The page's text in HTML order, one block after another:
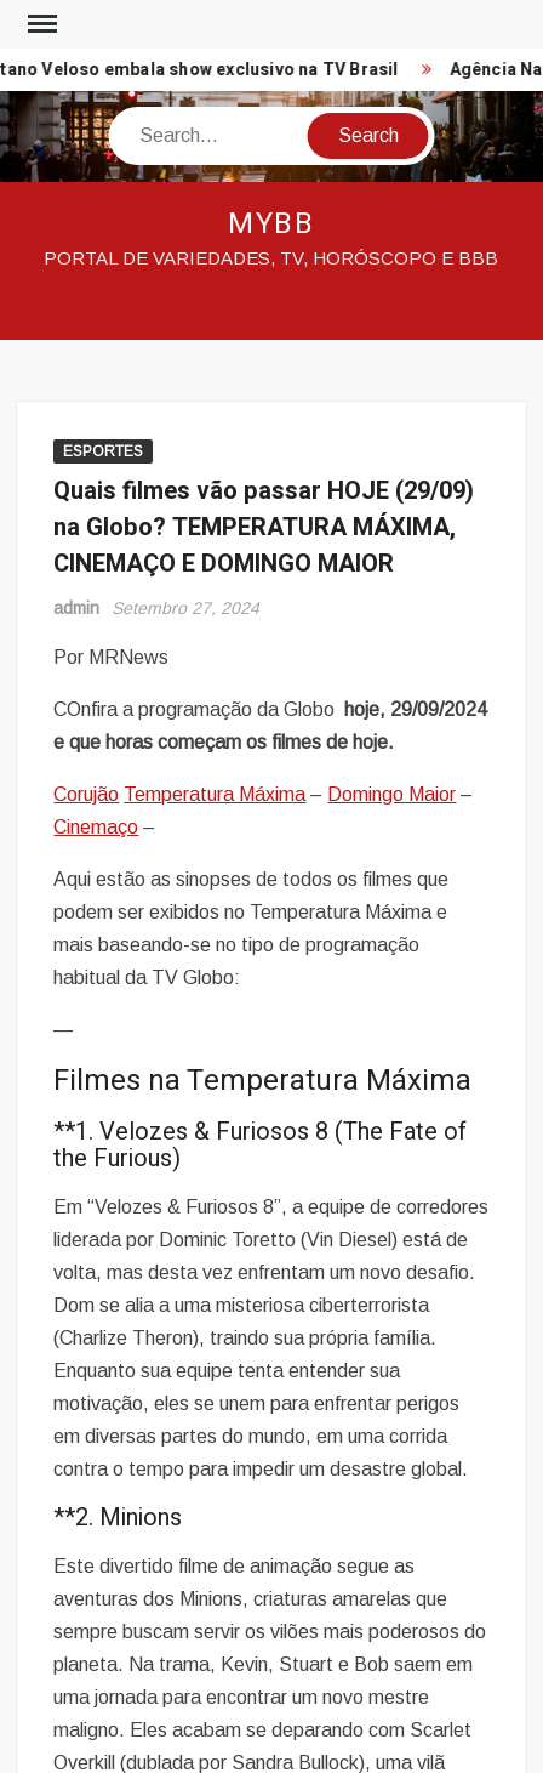
Skip
content
Veloso embala show exclusivo na TV Brasil Agência
Search
MYBB
PORTAL DE VARIEDADES, TV, HORÓSCOPO E BBB
ESPORTES
Quais filmes vão passar HOJE (29/09)
na Globo? TEMPERATURA MÁXIMA,
CINEMAÇO E DOMINGO MAIOR
admin Setembro 27, 2024
Por MRNews
COnfira a programação da Globo hoje, 29/09/2024
e que horas começam os filmes de hoje.
Corujão Temperatura Máxima – Domingo Maior –
Cinemaço –
Aqui estão as sinopses de todos os filmes que
podem ser exibidos no Temperatura Máxima e
mais baseando-se no tipo de programação
habitual da TV Globo:
—
Filmes na Temperatura Máxima
**1. Velozes & Furiosos 8 (The Fate of
the Furious)
Em “Velozes & Furiosos 8”, a equipe de corredores
liderada por Dominic Toretto (Vin Diesel) está de
volta, mas desta vez enfrentam um novo desafio.
Dom se alia a uma misteriosa ciberterrorista
(Charlize Theron), traindo sua própria família.
Enquanto sua equipe tenta entender sua
motivação, eles se unem para enfrentar perigos
em diversas partes do mundo, em uma corrida
contra o tempo para impedir um desastre global.
**2. Minions
Este divertido filme de animação segue as
aventuras dos Minions, criaturas amarelas que
sempre buscam servir os vilões mais poderosos do
planeta. Na trama, Kevin, Stuart e Bob saem em
uma jornada para encontrar um novo mestre
maligno. Eles acabam se deparando com Scarlet
Overkill (dublada por Sandra Bullock), uma vilã